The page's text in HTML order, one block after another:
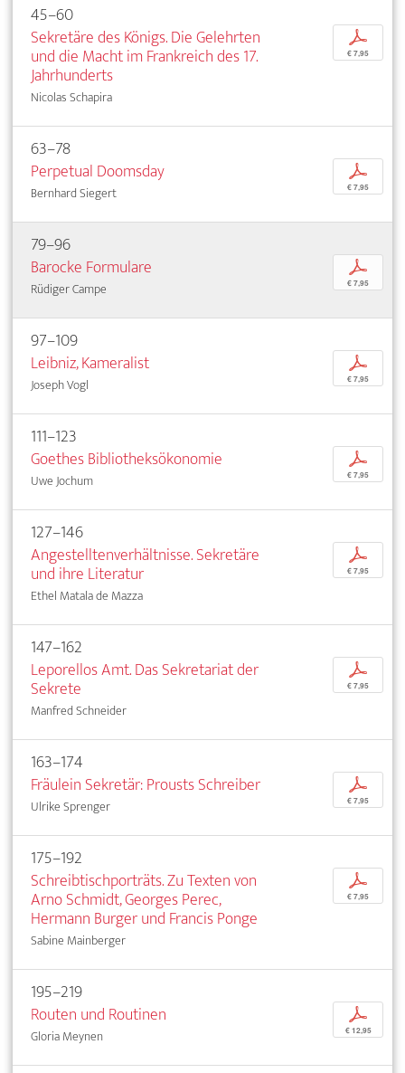
45–60
Sekretäre des Königs. Die Gelehrten
und die Macht im Frankreich des 17.
Jahrhunderts
Nicolas Schapira
p
€ 7,95
63–78
Perpetual Doomsday
Bernhard Siegert
p
€ 7,95
79–96
Barocke Formulare
Rüdiger Campe
p
€ 7,95
97–109
Leibniz, Kameralist
Joseph Vogl
p
€ 7,95
111–123
Goethes Bibliotheksökonomie
Uwe Jochum
p
€ 7,95
127–146
Angestelltenverhältnisse. Sekretäre
und ihre Literatur
Ethel Matala de Mazza
p
€ 7,95
147–162
Leporellos Amt. Das Sekretariat der
Sekrete
Manfred Schneider
p
€ 7,95
163–174
Fräulein Sekretär: Prousts Schreiber
Ulrike Sprenger
p
€ 7,95
175–192
Schreibtischporträts. Zu Texten von
Arno Schmidt, Georges Perec,
Hermann Burger und Francis Ponge
Sabine Mainberger
p
€ 7,95
195–219
Routen und Routinen
Gloria Meynen
p
€ 12,95